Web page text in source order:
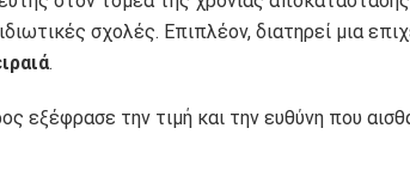
σχολές. Επιπλέον, διατηρεί μια
.
εξέφρασε την τιμή και την ευθύνη που